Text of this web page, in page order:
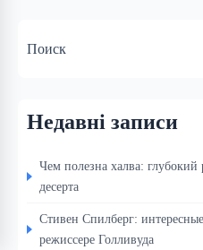
Поиск
Недавні записи
Чем полезна халва: глубокий
десерта
Стивен Спилберг:
режиссере Голливуда